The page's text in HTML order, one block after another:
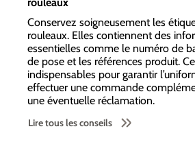
rouleaux
Conservez soigneusement les
rouleaux. Elles contiennent des
essentielles comme le numéro de
de pose et les références produit.
indispensables pour garantir
effectuer une commande
une éventuelle réclamation.
Lire tous les conseils